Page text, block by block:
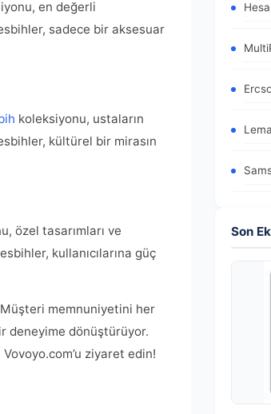
en değerli
sadece bir aksesuar
koleksiyonu, ustaların
kültürel bir mirasın
özel tasarımları ve
kullanıcılarına güç
memnuniyetini her
deneyime dönüştürüyor.
ziyaret edin!
Son